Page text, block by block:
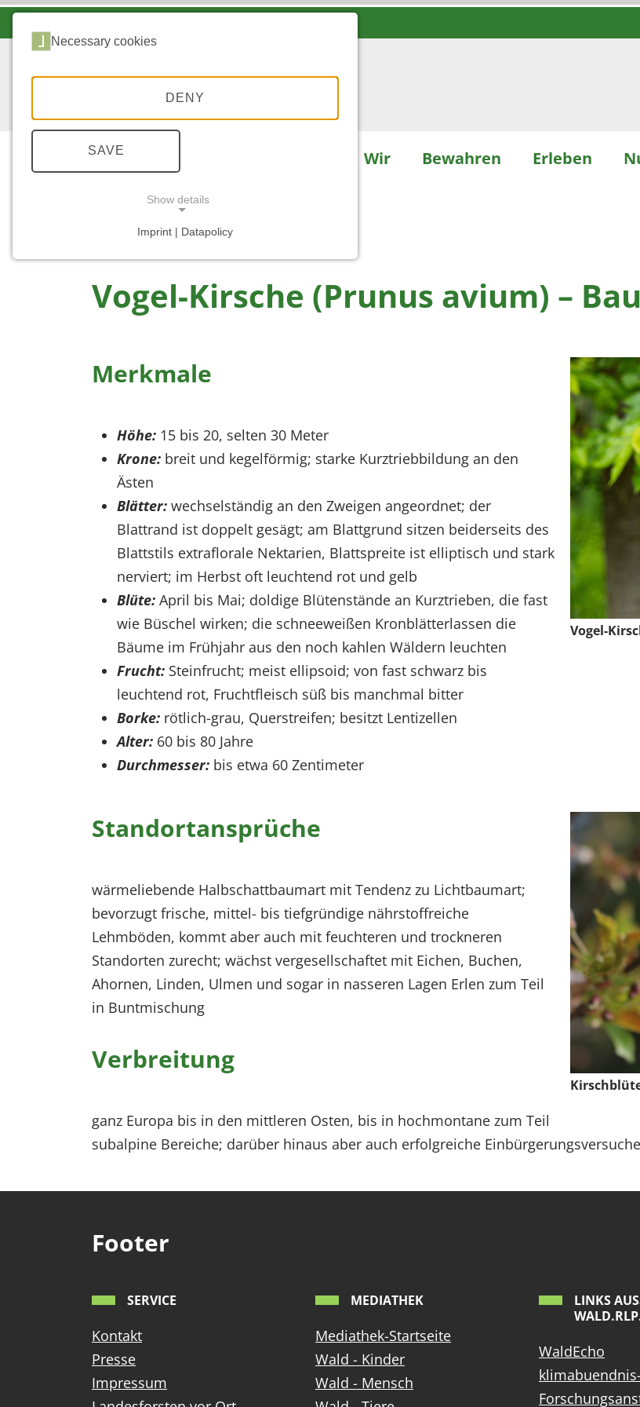
Wir Bewahren Erleben
... VOGEL-KIRSCHE
Vogel-Kirsche (Prunus avium) –
Vogel-
Merkmale
Höhe: 15 bis 20, selten 30 Meter
Krone: breit und kegelförmig; starke Kurztriebbildung an den
Ästen
Blätter: wechselständig an den Zweigen angeordnet; der
Blattrand ist doppelt gesägt; am Blattgrund sitzen beiderseits des
Blattstils extraflorale Nektarien, Blattspreite ist elliptisch und stark
nerviert; im Herbst oft leuchtend rot und gelb
Blüte: April bis Mai; doldige Blütenstände an Kurztrieben, die fast
wie Büschel wirken; die schneeweißen Kronblätterlassen die
Bäume im Frühjahr aus den noch kahlen Wäldern leuchten
Frucht: Steinfrucht; meist ellipsoid; von fast schwarz bis
leuchtend rot, Fruchtfleisch süß bis manchmal bitter
Borke: rötlich-grau, Querstreifen; besitzt Lentizellen
Alter: 60 bis 80 Jahre
Durchmesser: bis etwa 60 Zentimeter
Standortansprüche
wärmeliebende Halbschattbaumart mit Tendenz zu Lichtbaumart;
bevorzugt frische, mittel- bis tiefgründige nährstoffreiche
Lehmböden, kommt aber auch mit feuchteren und trockneren
Standorten zurecht; wächst vergesellschaftet mit Eichen, Buchen,
Ahornen, Linden, Ulmen und sogar in nasseren Lagen Erlen zum Teil
in Buntmischung
Verbreitung
ganz Europa bis in den mittleren Osten, bis in hochmontane zum Teil
subalpine Bereiche; darüber hinaus aber auch erfolgreiche
Footer
SERVICE
Kontakt
Presse
Impressum
MEDIATHEK
Mediathek-Startseite
Wald - Kinder
Wald - Mensch
LINKS
WaldEcho
Necessary cookies
DENY
SAVE
Show details
Imprint | Datapolicy